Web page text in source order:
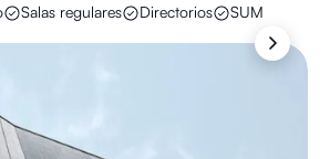
Salas regulares Directorios
SUM